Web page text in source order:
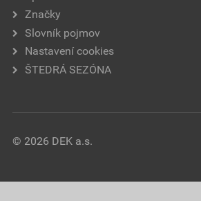
Značky
Slovník pojmov
Nastavení cookies
ŠTEDRÁ SEZÓNA
© 2026 DEK a.s.